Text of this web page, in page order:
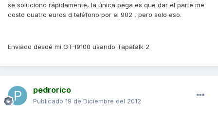
se soluciono rápidamente, la única pega es que dar el parte me
costo cuatro euros d teléfono por el 902 , pero solo eso.
Enviado desde mi GT-I9100 usando Tapatalk 2
pedrorico
Publicado 19 de Diciembre del 2012